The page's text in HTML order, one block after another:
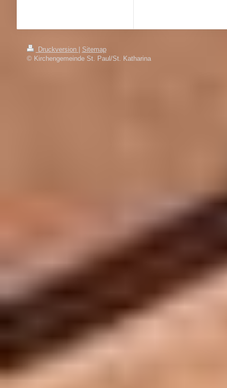
Druckversion | Sitemap
© Kirchengemeinde St. Paul/St. Katharina